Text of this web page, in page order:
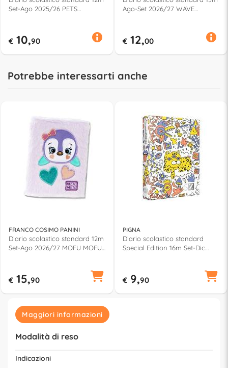
Set-Ago 2025/26 PETS
€ 10,90
Ago-Set 2026/27 WAVE
€ 12,00
Potrebbe interessarti anche
FRANCO COSIMO PANINI
Diario scolastico standard 12m
Set-Ago 2026/27 MOFU MOFU
€ 15,90
PIGNA
Diario scolastico standard
Special Edition 16m Set-Dic
€ 9,90
Maggiori informazioni
Modalità di reso
Indicazioni